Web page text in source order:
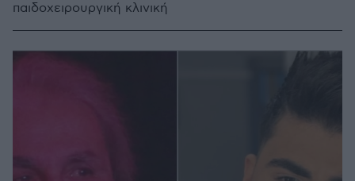
παιδοχειρουργική κλινική